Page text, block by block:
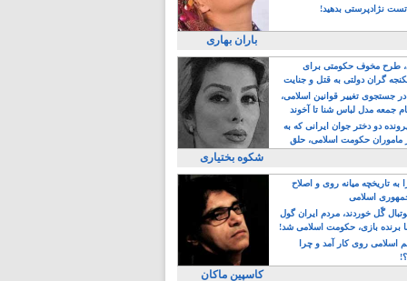
نژادپرستی بدهید!
باران بهاری
مخوف حکومتی برای
گران دولتی به قتل و جنایت
جستجوی تغییر قوانین اسلامی،
جمعه مدل لباس شنا تا آخوند
دو دختر جوان ایرانی که به
ماموران حکومت اسلامی، حلق
شکوه بختیاری
به تاریخچه میانه روی و اصلاح
اسلامی
گًل خوردند، مردم ایران گول
برنده بازی، حکومت اسلامی شد!
اسلامی روی کار آمد و چرا
کاسپین ماکان